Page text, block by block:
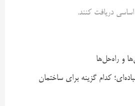
دریافت کنند.
و راه‌حل‌ها
کدام گزینه برای ساختمان